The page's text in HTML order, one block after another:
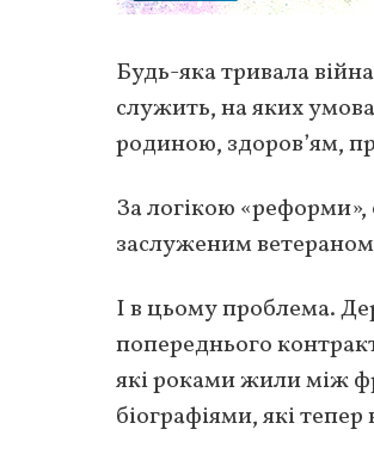
Будь-яка тривала
служить, на яких
родиною, здоров’ям,
За логікою
заслуженим
І в цьому проблема.
попереднього
які роками жили між
біографіями, які